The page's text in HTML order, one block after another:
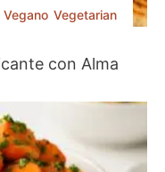
Vegano Vegetarian
con Alma